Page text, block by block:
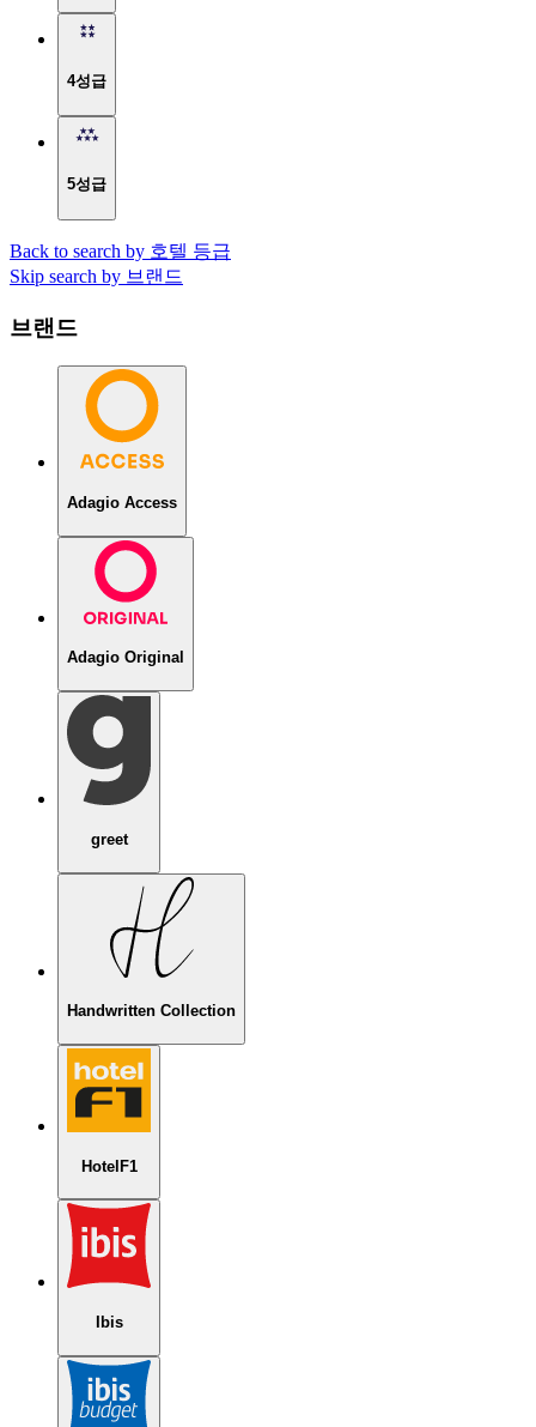
4성급
5성급
Back to search by 호텔 등급
Skip search by 브랜드
브랜드
Adagio Access
Adagio Original
greet
Handwritten Collection
HotelF1
Ibis